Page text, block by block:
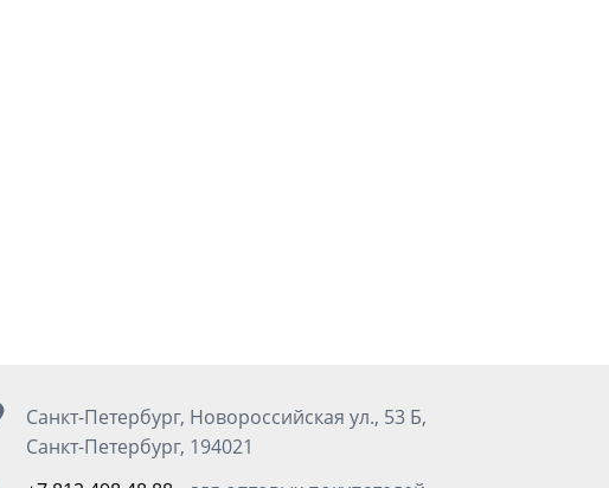
Санкт-Петербург, Новороссийская ул., 53 Б,
Санкт-Петербург, 194021